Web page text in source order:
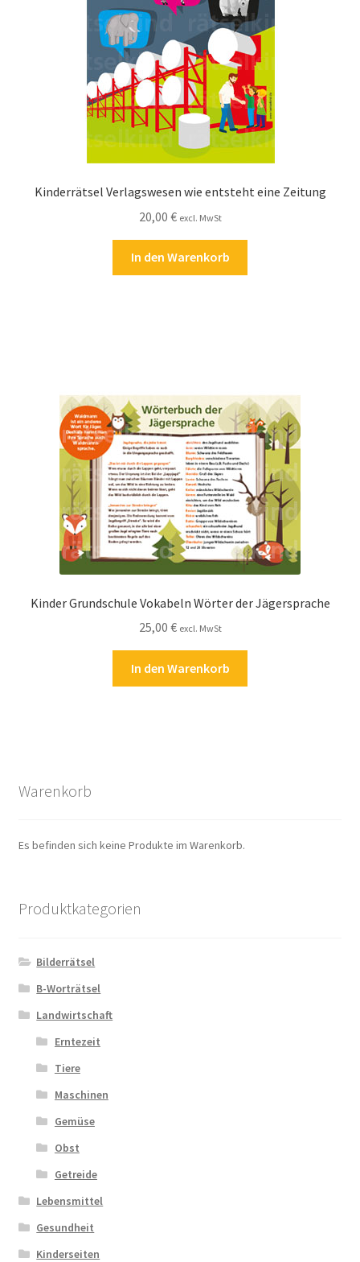
Kinderrätsel Verlagswesen wie entsteht eine Zeitung
20,00 € excl. MwSt
In den Warenkorb
Kinder Grundschule Vokabeln Wörter der Jägersprache
25,00 € excl. MwSt
In den Warenkorb
Warenkorb
Es befinden sich keine Produkte im Warenkorb.
Produktkategorien
Bilderrätsel
B-Worträtsel
Landwirtschaft
Erntezeit
Tiere
Maschinen
Gemüse
Obst
Getreide
Lebensmittel
Gesundheit
Kinderseiten